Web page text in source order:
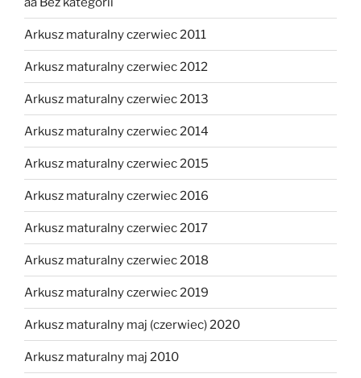
Arkusz maturalny czerwiec 2011
Arkusz maturalny czerwiec 2012
Arkusz maturalny czerwiec 2013
Arkusz maturalny czerwiec 2014
Arkusz maturalny czerwiec 2015
Arkusz maturalny czerwiec 2016
Arkusz maturalny czerwiec 2017
Arkusz maturalny czerwiec 2018
Arkusz maturalny czerwiec 2019
Arkusz maturalny maj (czerwiec) 2020
Arkusz maturalny maj 2010